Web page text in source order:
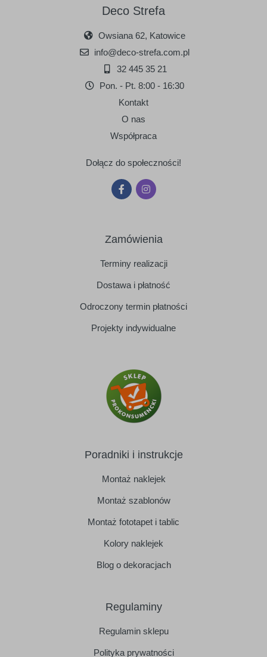
Deco Strefa
Owsiana 62, Katowice
info@deco-strefa.com.pl
32 445 35 21
Pon. - Pt. 8:00 - 16:30
Kontakt
O nas
Współpraca
Dołącz do społeczności!
Zamówienia
Terminy realizacji
Dostawa i płatność
Odroczony termin płatności
Projekty indywidualne
Poradniki i instrukcje
Montaż naklejek
Montaż szablonów
Montaż fototapet i tablic
Kolory naklejek
Blog o dekoracjach
Regulaminy
Regulamin sklepu
Polityka prywatności